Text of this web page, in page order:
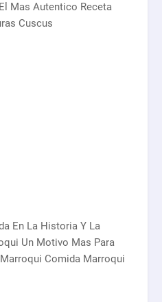
Mas Autentico Receta
Cuscus
En La Historia Y La
Un Motivo Mas Para
Comida Marroqui